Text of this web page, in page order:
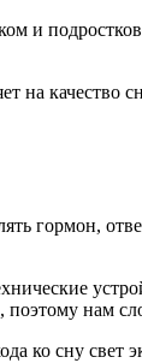
и
на качество
гормон,
нам
ко сну